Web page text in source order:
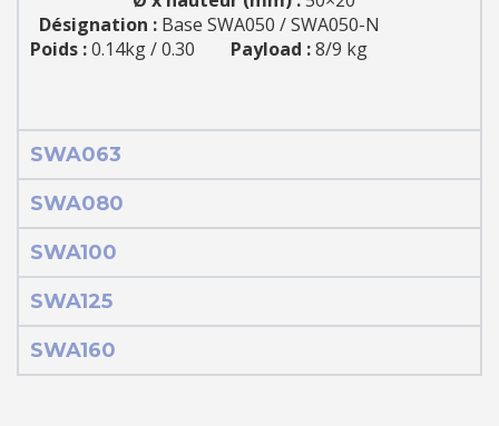
Désignation : Base SWA050 / SWA050-N
Poids :0.14kg / 0.30 Payload :8/9 kg
SWA063
SWA080
SWA100
SWA125
SWA160